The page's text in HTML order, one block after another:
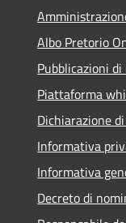
Albo Pretorio
Pubblicazioni
Piattaforma
Dichiarazione
Informativa
Informativa
Decreto di